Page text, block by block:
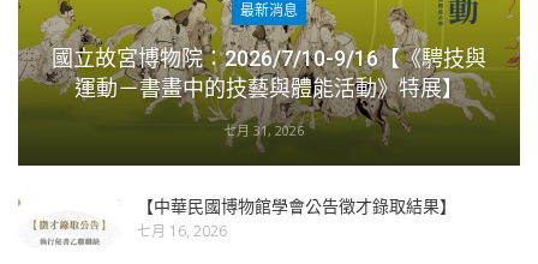
最新消息
國立故宮博物院：2026/7/10-9/16【《騁技與
運動－書畫中的技藝與體能活動》特展】
七月 31, 2026
【中華民國博物館學會公告徵才錄取結果】
七月 16, 2026